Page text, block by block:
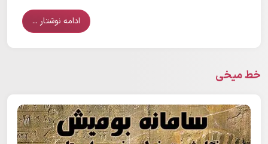
ادامه نوشتار ...
خط میخی